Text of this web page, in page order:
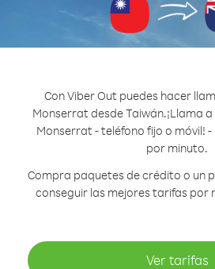
Con Viber Out puedes hacer
Monserrat desde Taiwán.¡Llama
Monserrat - teléfono fijo o móvil! -
por minuto.
Compra paquetes de crédito o un
conseguir las mejores tarifas por
Ver tarifas